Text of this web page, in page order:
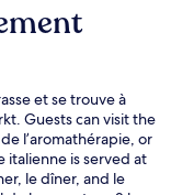
et se trouve à
Guests can visit the
l’aromathérapie, or
italienne is served at
le dîner, and le